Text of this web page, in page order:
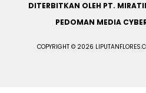
DITERBITKAN OLEH PT.
PEDOMAN MEDIA
COPYRIGHT © 2026